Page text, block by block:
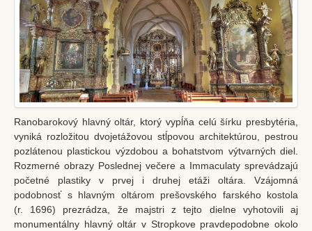
Ranobarokový hlavný oltár, ktorý vypĺňa celú šírku presbytéria,
vyniká rozložitou dvojetážovou stĺpovou architektúrou, pestrou
pozlátenou plastickou výzdobou a bohatstvom výtvarných diel.
Rozmerné obrazy Poslednej večere a Immaculaty sprevádzajú
početné plastiky v prvej i druhej etáži oltára. Vzájomná
podobnosť s hlavným oltárom prešovského farského kostola
(r. 1696) prezrádza, že majstri z tejto dielne vyhotovili aj
monumentálny hlavný oltár v Stropkove pravdepodobne okolo